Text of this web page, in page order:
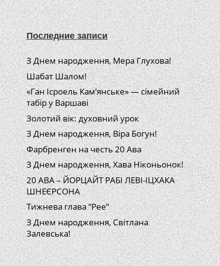
Последние записи
З Днем народження, Мера Глухова!
Шабат Шалом!
«Ган Ісроель Кам’янське» — сімейний
табір у Варшаві
Золотий вік: духовний урок
З Днем народження, Віра Богун!
Фарбренген на честь 20 Ава
З Днем народження, Хава Ніконьонок!
20 АВА – ЙОРЦАЙТ РАБІ ЛЕВІ-ІЦХАКА
ШНЕЄРСОНА
Тижнева глава “Рее”
З Днем народження, Світлана
Залевська!